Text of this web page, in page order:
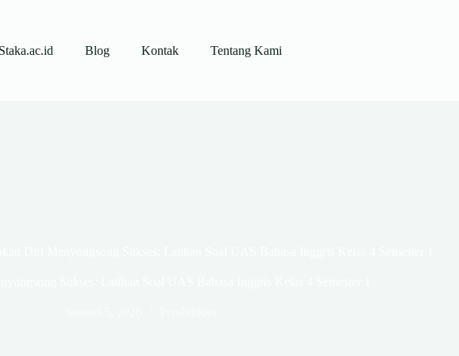
Staka.ac.id
Blog Kontak Tentang Kami